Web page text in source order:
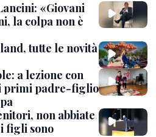
«Giovani
la colpa non è
tutte le novità
a lezione con
i primi padre-figlio
non abbiate
figli sono